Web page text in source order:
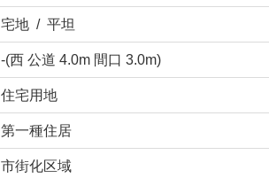
宅地 / 平坦
-(西 公道 4.0m 間口 3.0m)
住宅用地
第一種住居
市街化区域